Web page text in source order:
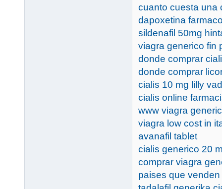
cuanto cuesta una
dapoxetina
sildenafil 50mg
viagra generico fin
donde comprar
donde comprar
cialis 10 mg lilly
cialis online
www viagra
viagra low cost in
avanafil tablet
cialis generico 20
comprar viagra
paises que